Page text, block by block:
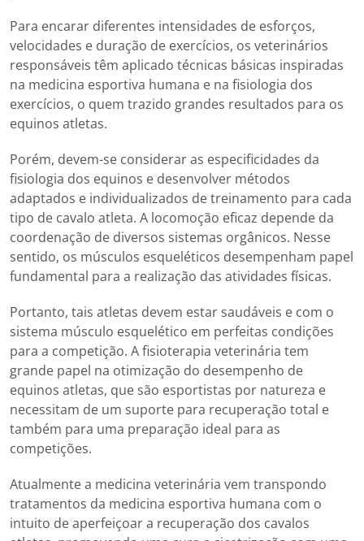
Para encarar diferentes intensidades de esforços,
velocidades e duração de exercícios, os veterinários
responsáveis têm aplicado técnicas básicas inspiradas
na medicina esportiva humana e na fisiologia dos
exercícios, o quem trazido grandes resultados para os
equinos atletas.
Porém, devem-se considerar as especificidades da
fisiologia dos equinos e desenvolver métodos
adaptados e individualizados de treinamento para cada
tipo de cavalo atleta. A locomoção eficaz depende da
coordenação de diversos sistemas orgânicos. Nesse
sentido, os músculos esqueléticos desempenham papel
fundamental para a realização das atividades físicas.
Portanto, tais atletas devem estar saudáveis e com o
sistema músculo esquelético em perfeitas condições
para a competição. A fisioterapia veterinária tem
grande papel na otimização do desempenho de
equinos atletas, que são esportistas por natureza e
necessitam de um suporte para recuperação total e
também para uma preparação ideal para as
competições.
Atualmente a medicina veterinária vem transpondo
tratamentos da medicina esportiva humana com o
intuito de aperfeiçoar a recuperação dos cavalos